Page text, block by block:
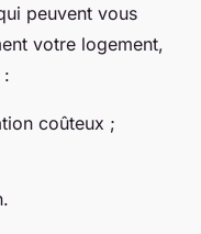
peuvent vous
votre logement,
:
coûteux ;